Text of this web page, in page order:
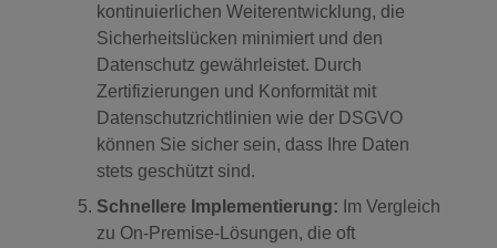
kontinuierlichen Weiterentwicklung, die
Sicherheitslücken minimiert und den
Datenschutz gewährleistet. Durch
Zertifizierungen und Konformität mit
Datenschutzrichtlinien wie der DSGVO
können Sie sicher sein, dass Ihre Daten
stets geschützt sind.
Schnellere Implementierung: Im Vergleich
zu On-Premise-Lösungen, die oft